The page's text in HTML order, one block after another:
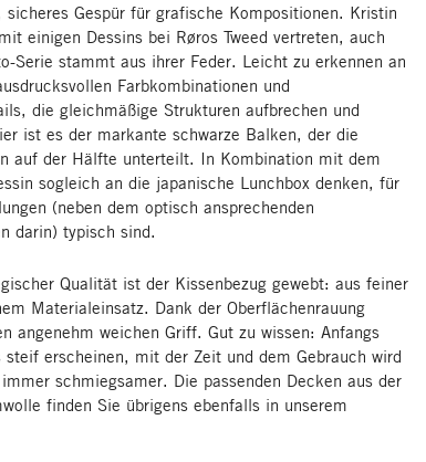
Gespür für grafische Kompositionen. Kristin
einigen Dessins bei Røros Tweed vertreten, auch
Serie stammt aus ihrer Feder. Leicht zu erkennen an
Farbkombinationen und
die gleichmäßige Strukturen aufbrechen und
ist es der markante schwarze Balken, der die
auf der Hälfte unterteilt. In Kombination mit dem
sogleich an die japanische Lunchbox denken, für
(neben dem optisch ansprechenden
darin) typisch sind.
Qualität ist der Kissenbezug gewebt: aus feiner
Materialeinsatz. Dank der Oberflächenrauung
angenehm weichen Griff. Gut zu wissen: Anfangs
steif erscheinen, mit der Zeit und dem Gebrauch wird
schmiegsamer. Die passenden Decken aus der
finden Sie übrigens ebenfalls in unserem